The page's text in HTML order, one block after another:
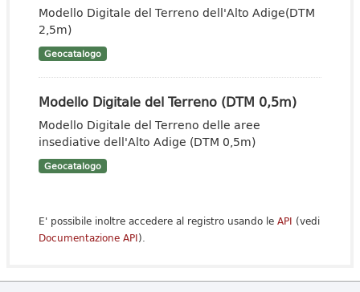
Modello Digitale del Terreno dell'Alto Adige(DTM
2,5m)
Geocatalogo
Modello Digitale del Terreno (DTM 0,5m)
Modello Digitale del Terreno delle aree
insediative dell'Alto Adige (DTM 0,5m)
Geocatalogo
E' possibile inoltre accedere al registro usando le API (vedi
Documentazione API).